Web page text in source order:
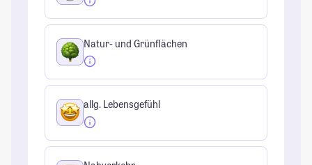
Natur- und Grünflächen
allg. Lebensgefühl